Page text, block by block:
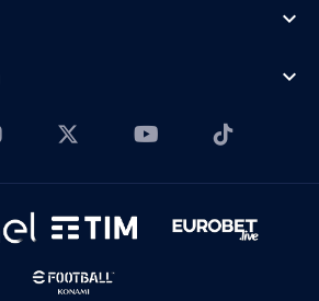
expand_more
expand_more